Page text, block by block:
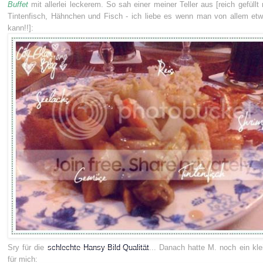
Buffet mit allerlei leckerem. So sah einer meiner Teller aus [reich gefüllt
Tintenfisch, Hähnchen und Fisch - ich liebe es wenn man von allem
kann!!]:
Sry für die schlechte Hansy-Bild-Qualität... Danach hatte M. noch ein
für mich: